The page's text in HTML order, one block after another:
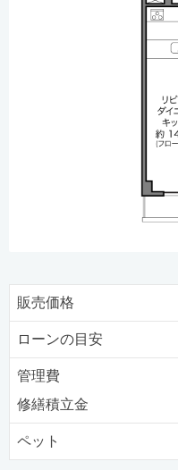
販売価格
ローンの目安
管理費
修繕積立金
ペット